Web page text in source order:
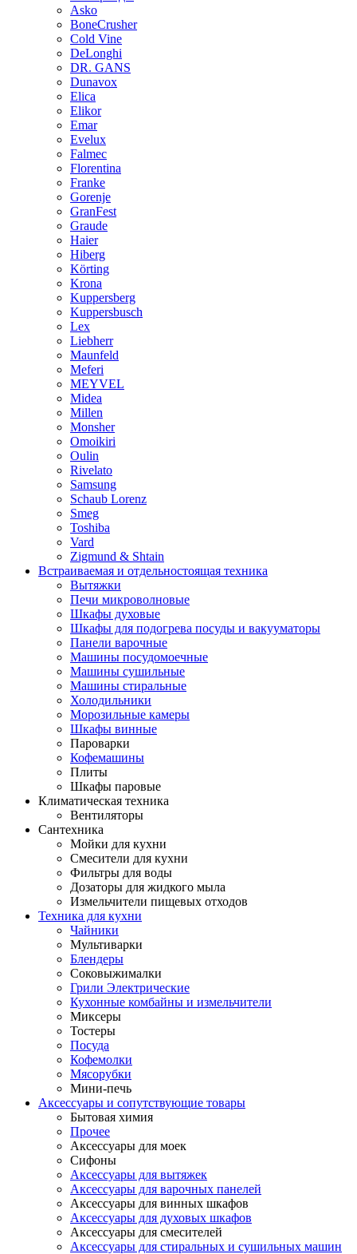
Asko
BoneCrusher
Cold Vine
DeLonghi
DR. GANS
Dunavox
Elica
Elikor
Emar
Evelux
Falmec
Florentina
Franke
Gorenje
GranFest
Graude
Haier
Hiberg
Körting
Krona
Kuppersberg
Kuppersbusch
Lex
Liebherr
Maunfeld
Meferi
MEYVEL
Midea
Millen
Monsher
Omoikiri
Oulin
Rivelato
Samsung
Schaub Lorenz
Smeg
Toshiba
Vard
Zigmund & Shtain
Встраиваемая и отдельностоящая техника
Вытяжки
Печи микроволновые
Шкафы духовые
Шкафы для подогрева посуды и вакууматоры
Панели варочные
Машины посудомоечные
Машины сушильные
Машины стиральные
Холодильники
Морозильные камеры
Шкафы винные
Пароварки
Кофемашины
Плиты
Шкафы паровые
Климатическая техника
Вентиляторы
Сантехника
Мойки для кухни
Смесители для кухни
Фильтры для воды
Дозаторы для жидкого мыла
Измельчители пищевых отходов
Техника для кухни
Чайники
Мультиварки
Блендеры
Соковыжималки
Грили Электрические
Кухонные комбайны и измельчители
Миксеры
Тостеры
Посуда
Кофемолки
Мясорубки
Мини-печь
Аксессуары и сопутствующие товары
Бытовая химия
Прочее
Аксессуары для моек
Сифоны
Аксессуары для вытяжек
Аксессуары для варочных панелей
Аксессуары для винных шкафов
Аксессуары для духовых шкафов
Аксессуары для смесителей
Аксессуары для стиральных и сушильных машин